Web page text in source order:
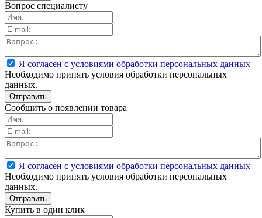
Вопрос специалисту
Я согласен с условиями обработки персональных данных
Необходимо принять условия обработки персональных
данных.
Сообщить о появлении товара
Я согласен с условиями обработки персональных данных
Необходимо принять условия обработки персональных
данных.
Купить в один клик